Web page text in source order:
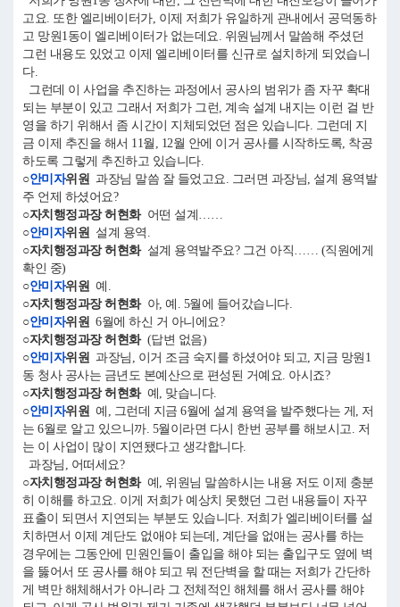
고요. 또한 엘리베이터가, 이제 저희가 유일하게 관내에서 공덕동하
고 망원1동이 엘리베이터가 없는데요. 위원님께서 말씀해 주셨던
그런 내용도 있었고 이제 엘리베이터를 신규로 설치하게 되었습니
다.
그런데 이 사업을 추진하는 과정에서 공사의 범위가 좀 자꾸 확대
되는 부분이 있고 그래서 저희가 그런, 계속 설계 내지는 이런 걸 반
영을 하기 위해서 좀 시간이 지체되었던 점은 있습니다. 그런데 지
금 이제 추진을 해서 11월, 12월 안에 이거 공사를 시작하도록, 착공
하도록 그렇게 추진하고 있습니다.
○안미자위원 과장님 말씀 잘 들었고요. 그러면 과장님, 설계 용역발
주 언제 하셨어요?
○자치행정과장 허현화어떤 설계……
○안미자위원 설계 용역.
○자치행정과장 허현화설계 용역발주요? 그건 아직…… (직원에게
확인 중)
○안미자위원 예.
○자치행정과장 허현화아, 예. 5월에 들어갔습니다.
○안미자위원 6월에 하신 거 아니에요?
○자치행정과장 허현화(답변 없음)
○안미자위원 과장님, 이거 조금 숙지를 하셨어야 되고, 지금 망원1
동 청사 공사는 금년도 본예산으로 편성된 거예요. 아시죠?
○자치행정과장 허현화예, 맞습니다.
○안미자위원 예, 그런데 지금 6월에 설계 용역을 발주했다는 게, 저
는 6월로 알고 있으니까. 5월이라면 다시 한번 공부를 해보시고. 저
는 이 사업이 많이 지연됐다고 생각합니다.
과장님, 어떠세요?
○자치행정과장 허현화예, 위원님 말씀하시는 내용 저도 이제 충분
히 이해를 하고요. 이게 저희가 예상치 못했던 그런 내용들이 자꾸
표출이 되면서 지연되는 부분도 있습니다. 저희가 엘리베이터를 설
치하면서 이제 계단도 없애야 되는데, 계단을 없애는 공사를 하는
경우에는 그동안에 민원인들이 출입을 해야 되는 출입구도 옆에 벽
을 뚫어서 또 공사를 해야 되고 뭐 전단벽을 할 때는 저희가 간단하
게 벽만 해체해서가 아니라 그 전체적인 해체를 해서 공사를 해야